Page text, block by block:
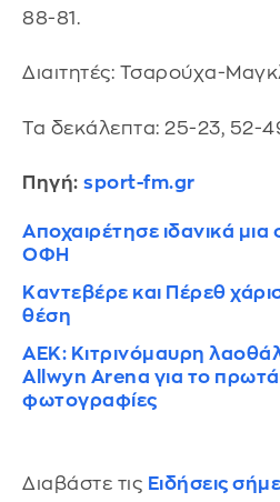
88-81.
Διαιτητές: Τσαρούχα-
Τα δεκάλεπτα: 25-23, 52-
Πηγή: sport-fm.gr
Αποχαιρέτησε ιδανικά μια
ΟΦΗ
Καντεβέρε και Πέρεθ
θέση
ΑΕΚ: Κιτρινόμαυρη
Allwyn Arena για το
φωτογραφίες
Διαβάστε τις Ειδήσεις